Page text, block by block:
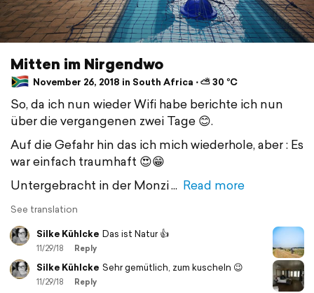
Mitten im Nirgendwo
November 26, 2018 in South Africa ⋅ ⛅ 30 °C
So, da ich nun wieder Wifi habe berichte ich nun
über die vergangenen zwei Tage 😊.
Auf die Gefahr hin das ich mich wiederhole, aber : Es
war einfach traumhaft 😍😁
Untergebracht in der Monzi
Read more
See translation
Silke Kühlcke Das ist Natur 👍
11/29/18 Reply
Silke Kühlcke Sehr gemütlich, zum kuscheln 😉
11/29/18 Reply